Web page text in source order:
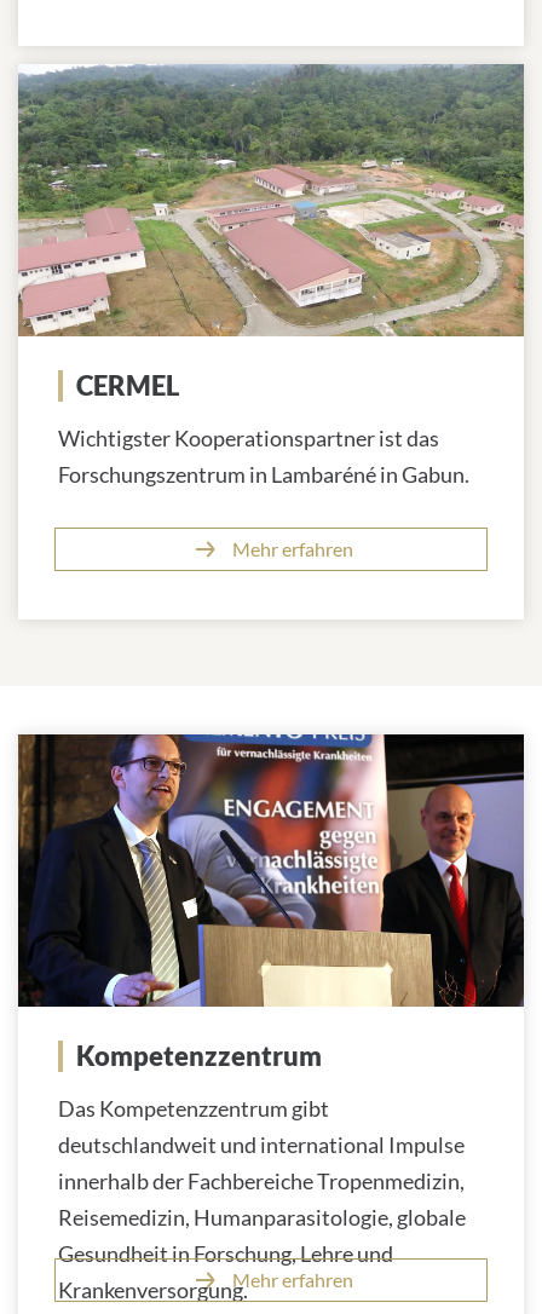
CERMEL
Wichtigster Kooperationspartner ist das
Forschungszentrum in Lambaréné in Gabun.
Mehr erfahren
Kompetenzzentrum
Das Kompetenzzentrum gibt
deutschlandweit und international Impulse
innerhalb der Fachbereiche Tropenmedizin,
Reisemedizin, Humanparasitologie, globale
Gesundheit in Forschung, Lehre und
Krankenversorgung.Mehr erfahren